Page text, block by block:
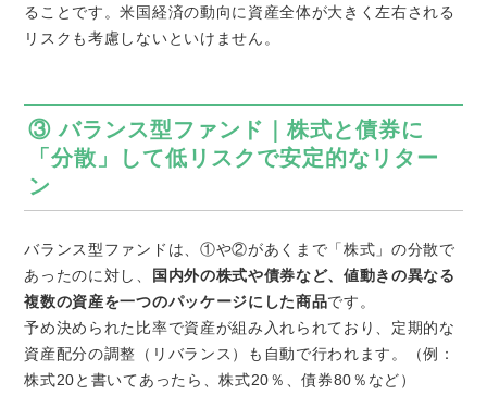
ることです。米国経済の動向に資産全体が大きく左右される
リスクも考慮しないといけません。
③ バランス型ファンド｜株式と債券に
「分散」して低リスクで安定的なリター
ン
バランス型ファンドは、①や②があくまで「株式」の分散で
あったのに対し、
国内外の株式や債券など、値動きの異なる
複数の資産を一つのパッケージにした商品です。
予め決められた比率で資産が組み入れられており、定期的な
資産配分の調整（リバランス）も自動で行われます。（例：
株式20と書いてあったら、株式20％、債券80％など）